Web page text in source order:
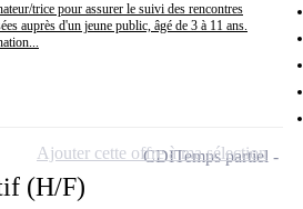
trice pour assurer le suivi des rencontres
auprès d'un jeune public, âgé de 3 à 11 ans.
(H/F)
CDITemps partiel
Ajouter cette offre à ma sélection